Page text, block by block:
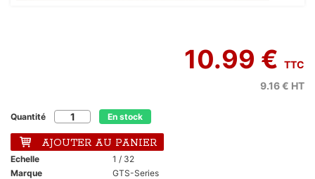
10.99 € TTC
9.16 € HT
Quantité En stock
AJOUTER AU PANIER
Echelle
1 / 32
Marque
GTS-Series